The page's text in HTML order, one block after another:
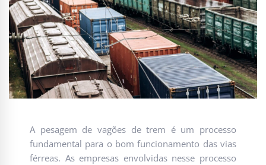
A pesagem de vagões de trem é um processo
fundamental para o bom funcionamento das vias
férreas. As empresas envolvidas nesse processo